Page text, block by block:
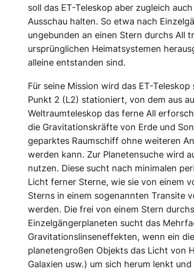
soll das ET-Teleskop aber zugleich
Ausschau halten. So etwa nach
ungebunden an einen Stern durchs All
ursprünglichen Heimatsystemen
alleine entstanden sind.
Für seine Mission wird das ET-
Punkt 2 (L2) stationiert, von dem aus
Weltraumteleskop das ferne All
die Gravitationskräfte von Erde und
geparktes Raumschiff ohne weiteren
werden kann. Zur Planetensuche wird
nutzen. Diese sucht nach minimalen
Licht ferner Sterne, wie sie von einem
Sterns in einem sogenannten Transite
werden. Die frei von einem Stern
Einzelgängerplaneten sucht das
Gravitationslinseneffekten, wenn ein
planetengroßen Objekts das Licht von
Galaxien usw.) um sich herum lenkt